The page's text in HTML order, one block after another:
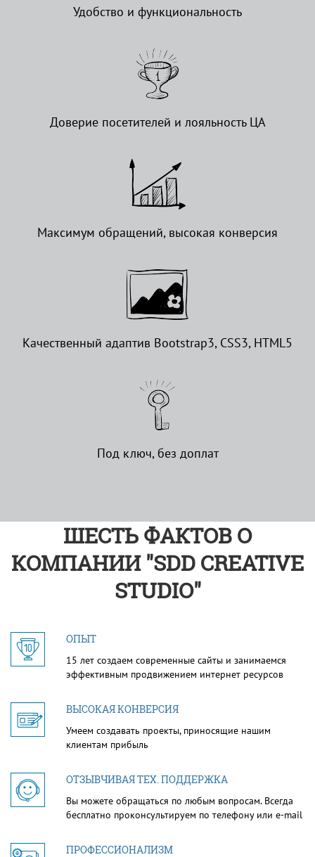
Удобство и функциональность
Доверие посетителей и лояльность ЦА
Максимум обращений, высокая конверсия
Качественный адаптив Bootstrap3, CSS3, HTML5
Под ключ, без доплат
ШЕСТЬ ФАКТОВ О
КОМПАНИИ "SDD CREATIVE
STUDIO"
ОПЫТ
15 лет создаем современные сайты и занимаемся
эффективным продвижением интернет ресурсов
ВЫСОКАЯ КОНВЕРСИЯ
Умеем создавать проекты, приносящие нашим
клиентам прибыль
ОТЗЫВЧИВАЯ ТЕХ. ПОДДЕРЖКА
Вы можете обращаться по любым вопросам. Всегда
бесплатно проконсультируем по телефону или e-mail
ПРОФЕССИОНАЛИЗМ